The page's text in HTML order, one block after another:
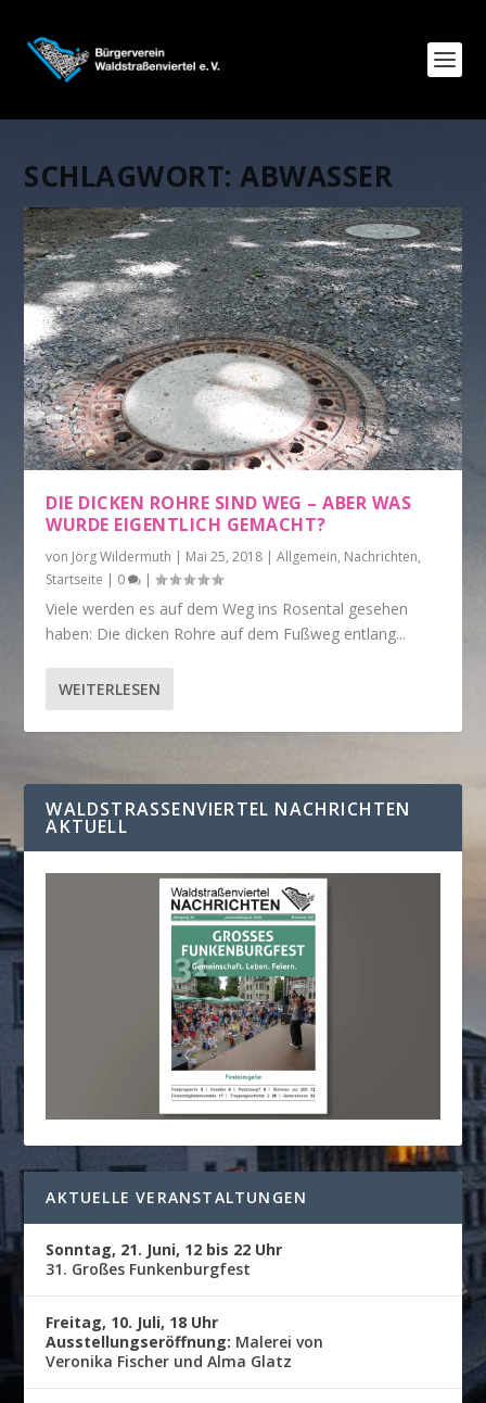
SCHLAGWORT:ABWASSER
DIE DICKEN ROHRE SIND WEG – ABER WAS
WURDE EIGENTLICH GEMACHT?
von Jörg Wildermuth | Mai 25, 2018 |Allgemein, Nachrichten,
Startseite | 0 |
Viele werden es auf dem Weg ins Rosental gesehen
haben: Die dicken Rohre auf dem Fußweg entlang...
WEITERLESEN
WALDSTRASSENVIERTEL NACHRICHTEN A
KTUELL
AKTUELLE VERANSTALTUNGEN
Sonntag, 21. Juni, 12 bis 22 Uhr
31. Großes Funkenburgfest
Freitag, 10. Juli, 18 Uhr
Ausstellungseröffnung: Malerei von
Veronika Fischer und Alma Glatz